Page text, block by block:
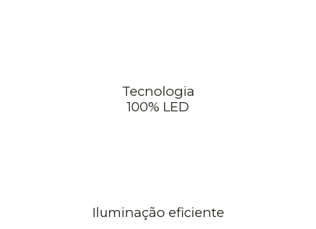
Tecnologia
100% LED
Iluminação eficiente